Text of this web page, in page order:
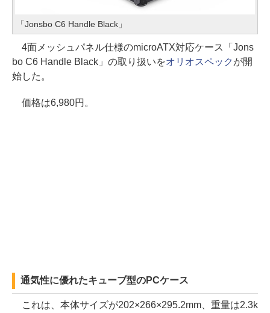
「Jonsbo C6 Handle Black」
4面メッシュパネル仕様のmicroATX対応ケース「Jons
bo C6 Handle Black」の取り扱いをオリオスペック が開
始した。
価格は6,980円。
通気性に優れたキューブ型のPCケース
これは、本体サイズが202×266×295.2mm、重量は2.3k